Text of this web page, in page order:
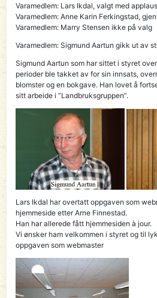
Varamedlem: Lars Ikdal, valgt med applaus
Varamedlem: Anne Karin Ferkingstad,
Varamedlem: Marry Stensen ikke på valg
Varamedlem: Sigmund Aartun gikk ut av
Sigmund Aartun som har sittet i styret
perioder ble takket av for sin innsats,
blomster og en bokgave. Han lovet å
sitt arbeide i ”Landbruksgruppen”.
Lars Ikdal har overtatt oppgaven som
hjemmeside etter Arne Finnestad.
Han har allerede fått hjemmesiden à jour.
Vi ønsker ham velkommen i styret og til
oppgaven som webmaster